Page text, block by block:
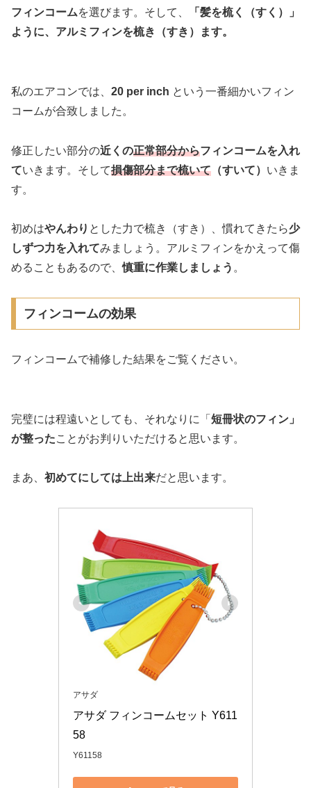
フィンコームを選びます。そして、
「髪を梳く（すく）」
ように、アルミフィンを梳き（すき）ます。
私のエアコンでは、 20 per inch という一番細かいフィン
コームが合致しました。
修正したい部分の近くの正常部分からフィンコームを入れ
ていきます。そして損傷部分まで梳いて （すいて） いきま
す。
初めはやんわり とした力で梳き（すき）、慣れてきたら少
しずつ力を入れてみましょう。アルミフィンをかえって傷
めることもあるので、慎重に作業しましょう 。
フィンコームの効果
フィンコームで補修した結果をご覧ください。
完璧には程遠いとしても、それなりに「 短冊状のフィン」
が整ったことがお判りいただけると思います。
まあ、 初めてにしては上出来だと思います。
アサダ
アサダ フィンコームセット Y611
58
Y61158